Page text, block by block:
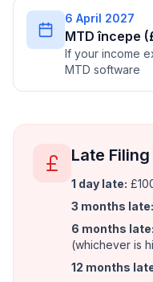
6 April 2027
MTD începe
If your income
MTD software
Late
1 day late:
3 months late:
6 months late:
(whichever is
12 months